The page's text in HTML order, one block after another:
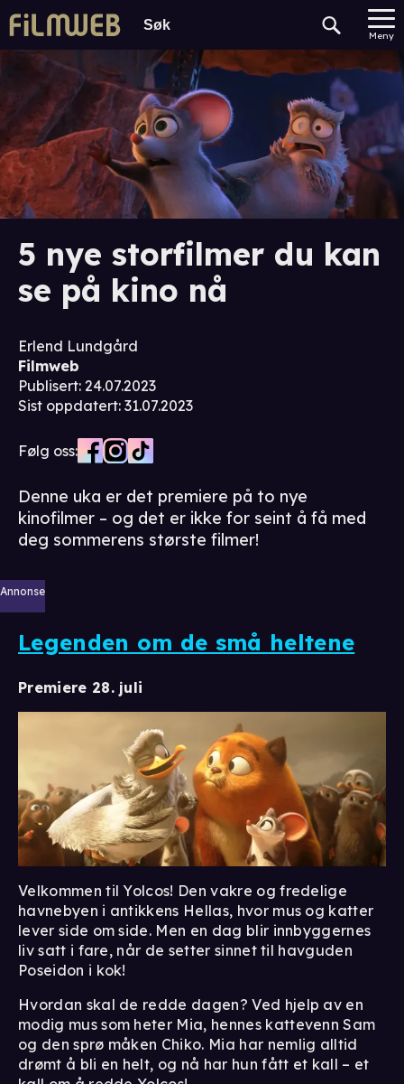
Meny
5 nye storfilmer du kan
se på kino nå
Erlend Lundgård
Filmweb
Publisert: 24.07.2023
Sist oppdatert: 31.07.2023
Følg oss:
Denne uka er det premiere på to nye
kinofilmer – og det er ikke for seint å få med
deg sommerens største filmer!
Annonse
Legenden om de små heltene
Premiere 28. juli
Velkommen til Yolcos! Den vakre og fredelige
havnebyen i antikkens Hellas, hvor mus og katter
lever side om side. Men en dag blir innbyggernes
liv satt i fare, når de setter sinnet til havguden
Poseidon i kok!
Hvordan skal de redde dagen? Ved hjelp av en
modig mus som heter Mia, hennes kattevenn Sam
og den sprø måken Chiko. Mia har nemlig alltid
drømt å bli en helt, og nå har hun fått et kall – et